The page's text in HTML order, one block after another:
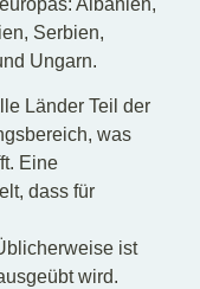
Albanien,
Serbien,
Ungarn.
Länder Teil der
was
Eine
dass für
ist
wird.